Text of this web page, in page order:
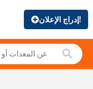
إدراج الإعلان!